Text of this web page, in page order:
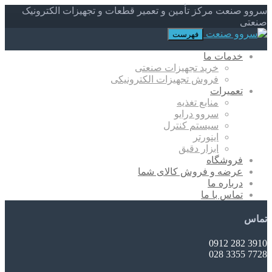
سروو صنعت مرکز تأمین و تعمیر قطعات و تجهیزات الکترونیک
صنعتی
فهرست
خدمات ما
خرید تجهیزات صنعتی
فروش تجهیزات الکترونیکی
تعمیرات
منابع تغذیه
سروو درایو
سیستم کنترل
اینورتر
ابزار دقیق
فروشگاه
عرضه و فروش کالای شما
درباره ما
تماس با ما
تماس
3910 282 0912
7728 3355 028